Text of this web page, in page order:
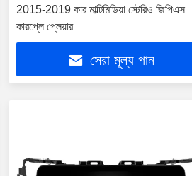
2015-2019 কার মাল্টিমিডিয়া স্টেরিও জিপিএস
কারপ্লে প্লেয়ার
সেরা মূল্য পান